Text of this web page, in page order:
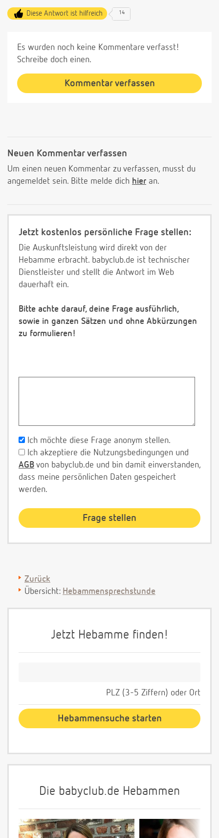
Diese Antwort ist hilfreich 14
Es wurden noch keine Kommentare verfasst!
Schreibe doch einen.
Kommentar verfassen
Neuen Kommentar verfassen
Um einen neuen Kommentar zu verfassen, musst du
angemeldet sein. Bitte melde dich hier an.
Jetzt kostenlos persönliche Frage stellen:
Die Auskunftsleistung wird direkt von der
Hebamme erbracht. babyclub.de ist technischer
Dienstleister und stellt die Antwort im Web
dauerhaft ein.
Bitte achte darauf, deine Frage ausführlich,
sowie in ganzen Sätzen und ohne Abkürzungen
zu formulieren!
Ich möchte diese Frage anonym stellen.
Ich akzeptiere die Nutzungsbedingungen und
AGB von babyclub.de und bin damit einverstanden,
dass meine persönlichen Daten gespeichert
werden.
Zurück
Übersicht: Hebammensprechstunde
Jetzt Hebamme finden!
PLZ (3-5 Ziffern) oder Ort
Die babyclub.de Hebammen